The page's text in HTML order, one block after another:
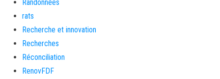
Randonnées
rats
Recherche et innovation
Recherches
Réconciliation
RenovFDF